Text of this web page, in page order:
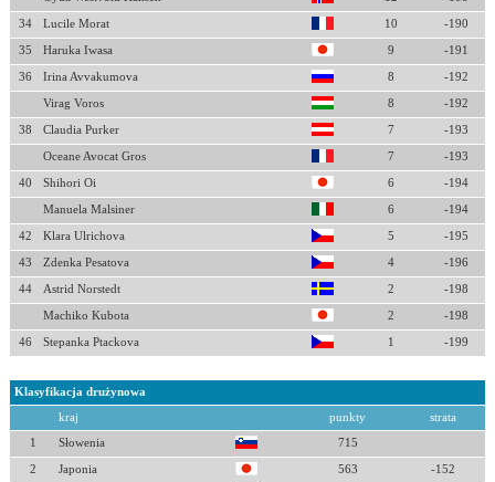
34 Lucile Morat 10 -190
35 Haruka Iwasa 9 -191
36 Irina Avvakumova 8 -192
Virag Voros 8 -192
38 Claudia Purker 7 -193
Oceane Avocat Gros 7 -193
40 Shihori Oi 6 -194
Manuela Malsiner 6 -194
42 Klara Ulrichova 5 -195
43 Zdenka Pesatova 4 -196
44 Astrid Norstedt 2 -198
Machiko Kubota 2 -198
46 Stepanka Ptackova 1 -199
Klasyfikacja drużynowa
kraj punkty strata
1 Słowenia 715
2 Japonia 563 -152